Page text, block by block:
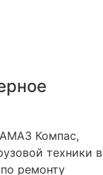
Компас,
техники в
ремонту